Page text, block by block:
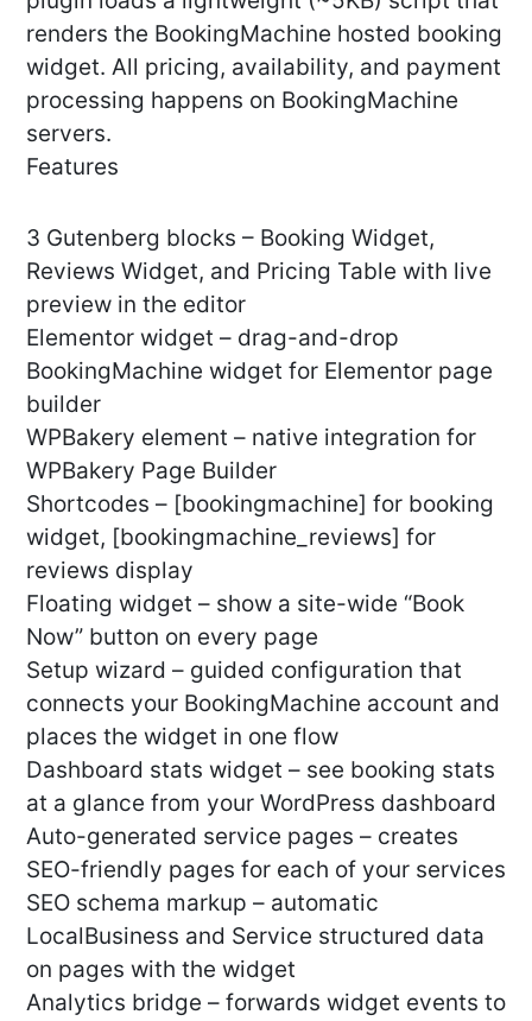
renders the BookingMachine hosted booking
widget. All pricing, availability, and payment
processing happens on BookingMachine
servers.
Features
3 Gutenberg blocks – Booking Widget,
Reviews Widget, and Pricing Table with live
preview in the editor
Elementor widget – drag-and-drop
BookingMachine widget for Elementor page
builder
WPBakery element – native integration for
WPBakery Page Builder
Shortcodes – [bookingmachine] for booking
widget, [bookingmachine_reviews] for
reviews display
Floating widget – show a site-wide “Book
Now” button on every page
Setup wizard – guided configuration that
connects your BookingMachine account and
places the widget in one flow
Dashboard stats widget – see booking stats
at a glance from your WordPress dashboard
Auto-generated service pages – creates
SEO-friendly pages for each of your services
SEO schema markup – automatic
LocalBusiness and Service structured data
on pages with the widget
Analytics bridge – forwards widget events to